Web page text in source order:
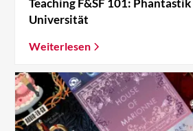
Universität
Weiterlesen